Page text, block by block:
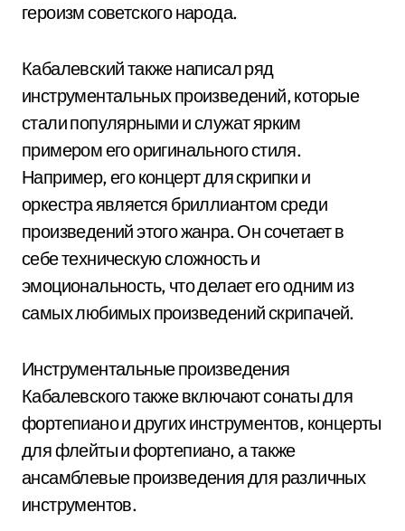
героизм советского народа.
Кабалевский также написал ряд
инструментальных произведений, которые
стали популярными и служат ярким
примером его оригинального стиля.
Например, его концерт для скрипки и
оркестра является бриллиантом среди
произведений этого жанра. Он сочетает в
себе техническую сложность и
эмоциональность, что делает его одним из
самых любимых произведений скрипачей.
Инструментальные произведения
Кабалевского также включают сонаты для
фортепиано и других инструментов, концерты
для флейты и фортепиано, а также
ансамблевые произведения для различных
инструментов.